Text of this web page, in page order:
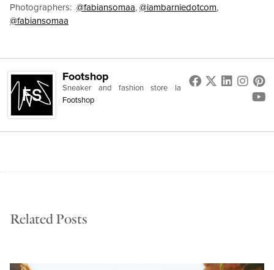
Photographers: @fabiansomaa, @iambarniedotcom,
@fabiansomaa
Footshop
Sneaker and fashion store la
Footshop
Related Posts